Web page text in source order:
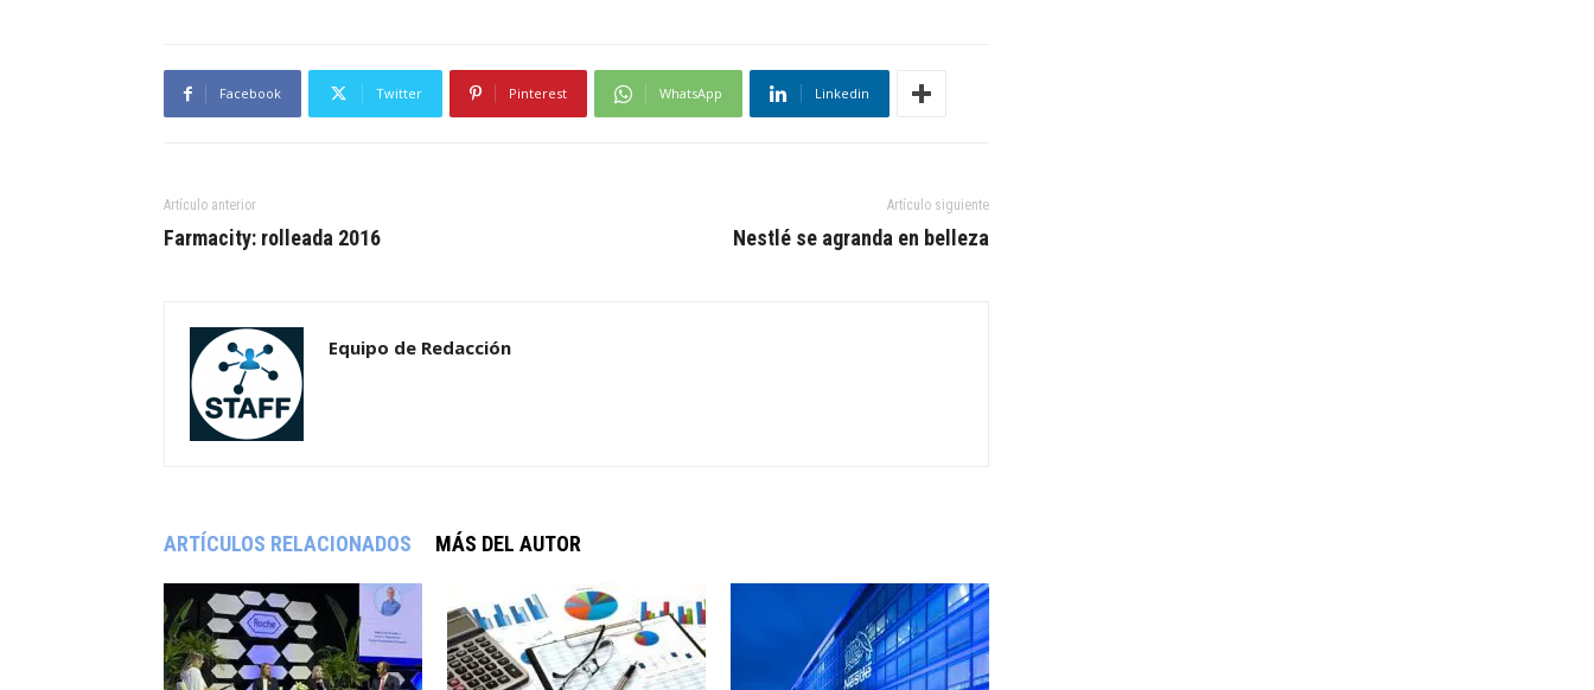
Facebook Twitter Pinterest WhatsApp Linkedin
Artículo anterior
Farmacity: rolleada 2016
Artículo siguiente
Nestlé se agranda en belleza
Equipo de Redacción
ARTÍCULOS RELACIONADOS MÁS DEL AUTOR